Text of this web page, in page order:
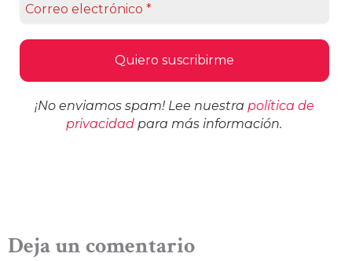
¡No enviamos spam! Lee nuestra política de
privacidad para más información.
Deja un comentario